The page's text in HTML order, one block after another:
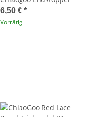
6,50 € *
Vorrätig